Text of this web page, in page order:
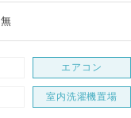
無
エアコン
室内洗濯機置場